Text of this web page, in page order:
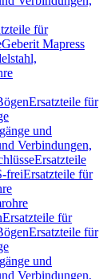
für
Geberit Mapress
Ersatzteile für
und
Verbindungen,
Ersatzteile
freiErsatzteile für
Ersatzteile für
Ersatzteile für
und
Verbindungen,